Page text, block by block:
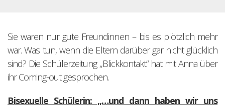
Sie waren nur gute Freundinnen – bis es plötzlich mehr
war. Was tun, wenn die Eltern darüber gar nicht glücklich
sind? Die Schülerzeitung „Blickkontakt“ hat mit Anna über
ihr Coming-out gesprochen.
Bisexuelle Schülerin: „…und dann haben wir uns